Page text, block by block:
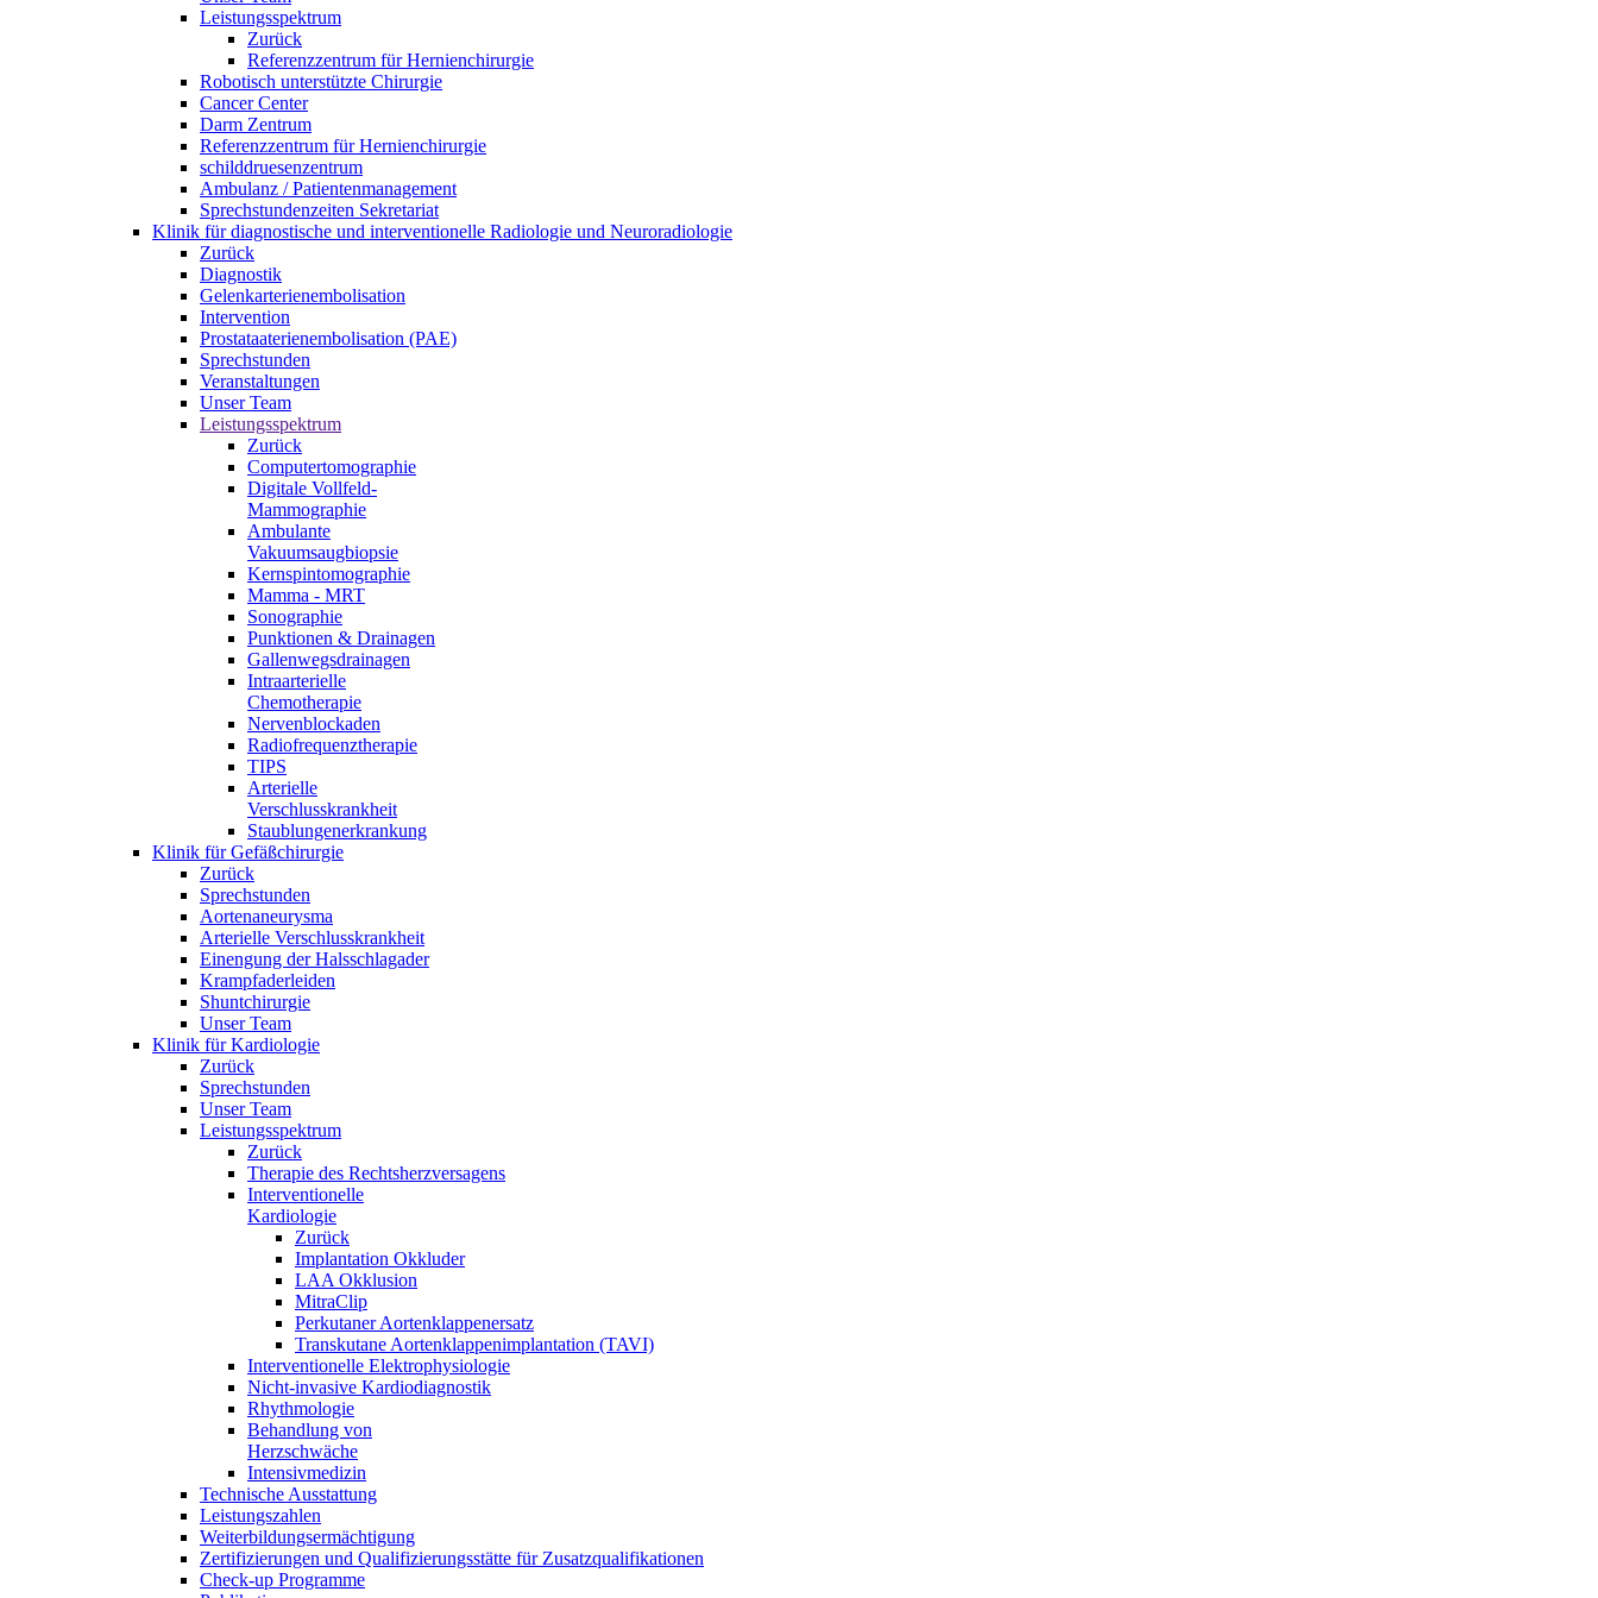
Leistungsspektrum
Zurück
Referenzzentrum für Hernienchirurgie
Robotisch unterstützte Chirurgie
Cancer Center
Darm Zentrum
Referenzzentrum für Hernienchirurgie
schilddruesenzentrum
Ambulanz / Patientenmanagement
Sprechstundenzeiten Sekretariat
Klinik für diagnostische und interventionelle Radiologie und Neuroradiologie
Zurück
Diagnostik
Gelenkarterienembolisation
Intervention
Prostataaterienembolisation (PAE)
Sprechstunden
Veranstaltungen
Unser Team
Leistungsspektrum
Zurück
Computertomographie
Digitale Vollfeld-
Mammographie
Ambulante
Vakuumsaugbiopsie
Kernspintomographie
Mamma - MRT
Sonographie
Punktionen & Drainagen
Gallenwegsdrainagen
Intraarterielle
Chemotherapie
Nervenblockaden
Radiofrequenztherapie
TIPS
Arterielle
Verschlusskrankheit
Staublungenerkrankung
Klinik für Gefäßchirurgie
Zurück
Sprechstunden
Aortenaneurysma
Arterielle Verschlusskrankheit
Einengung der Halsschlagader
Krampfaderleiden
Shuntchirurgie
Unser Team
Klinik für Kardiologie
Zurück
Sprechstunden
Unser Team
Leistungsspektrum
Zurück
Therapie des Rechtsherzversagens
Interventionelle
Kardiologie
Zurück
Implantation Okkluder
LAA Okklusion
MitraClip
Perkutaner Aortenklappenersatz
Transkutane Aortenklappenimplantation (TAVI)
Interventionelle Elektrophysiologie
Nicht-invasive Kardiodiagnostik
Rhythmologie
Behandlung von
Herzschwäche
Intensivmedizin
Technische Ausstattung
Leistungszahlen
Weiterbildungsermächtigung
Zertifizierungen und Qualifizierungsstätte für Zusatzqualifikationen
Check-up Programme